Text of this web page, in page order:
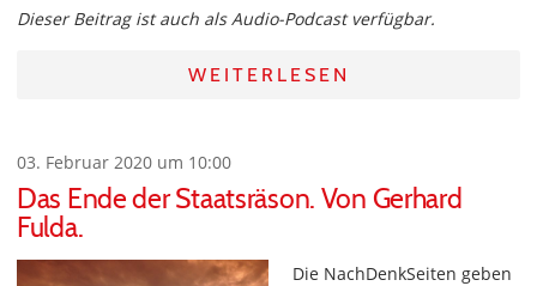
Dieser Beitrag ist auch als Audio-Podcast verfügbar.
WEITERLESEN
03. Februar 2020 um 10:00
Das Ende der Staatsräson. Von Gerhard
Fulda.
Die NachDenkSeiten geben